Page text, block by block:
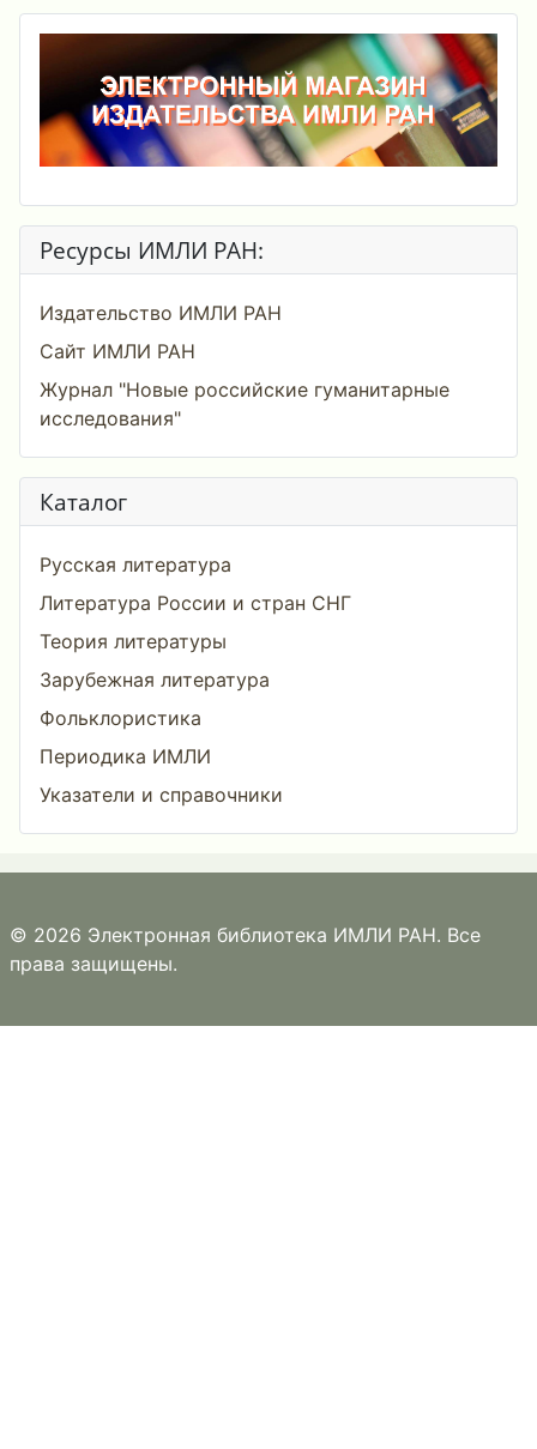
Ресурсы ИМЛИ РАН:
Издательство ИМЛИ РАН
Сайт ИМЛИ РАН
Журнал "Новые российские гуманитарные
исследования"
Каталог
Русская литература
Литература России и стран СНГ
Теория литературы
Зарубежная литература
Фольклористика
Периодика ИМЛИ
Указатели и справочники
© 2026 Электронная библиотека ИМЛИ РАН. Все
права защищены.